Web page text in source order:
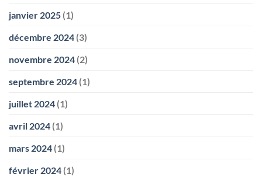
janvier 2025 (1)
décembre 2024 (3)
novembre 2024 (2)
septembre 2024 (1)
juillet 2024 (1)
avril 2024 (1)
mars 2024 (1)
février 2024 (1)